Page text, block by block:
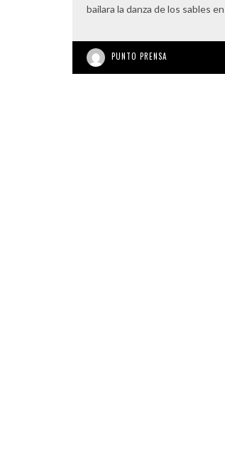
bailara la danza de los sables
PUNTO PRENSA